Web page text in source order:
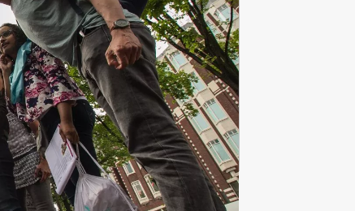
Spelprogramma's
1688 uitjes